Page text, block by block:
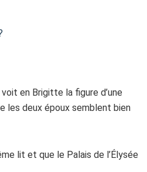
en Brigitte la figure d’une
les deux époux semblent bien
lit et que le Palais de l’Élysée